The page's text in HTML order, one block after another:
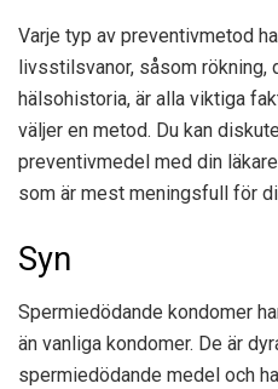
Varje typ av preventivmetod
livsstilsvanor, såsom
hälsohistoria, är alla viktiga
väljer en metod. Du kan
preventivmedel med din
som är mest meningsfull för
Syn
Spermiedödande kondomer
än vanliga kondomer. De är
spermiedödande medel och